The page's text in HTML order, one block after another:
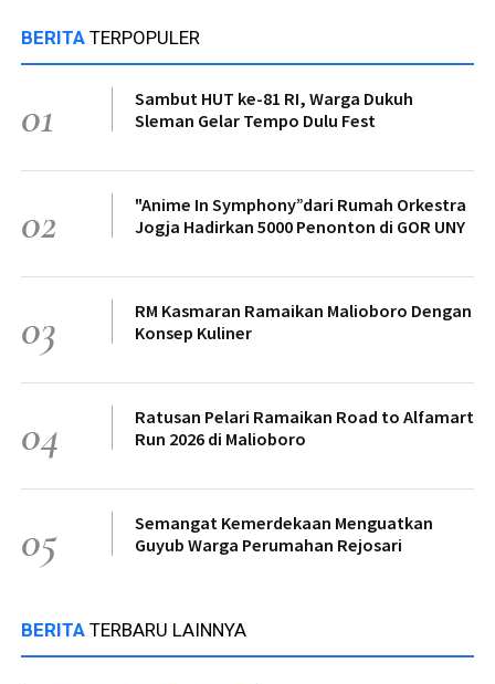
BERITA TERPOPULER
01
Sambut HUT ke-81 RI, Warga Dukuh
Sleman Gelar Tempo Dulu Fest
02
"Anime In Symphony”dari Rumah Orkestra
Jogja Hadirkan 5000 Penonton di GOR UNY
03
RM Kasmaran Ramaikan Malioboro Dengan
Konsep Kuliner
04
Ratusan Pelari Ramaikan Road to Alfamart
Run 2026 di Malioboro
05
Semangat Kemerdekaan Menguatkan
Guyub Warga Perumahan Rejosari
BERITA TERBARU LAINNYA